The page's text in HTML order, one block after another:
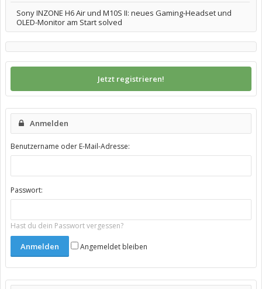
Sony INZONE H6 Air und M10S II: neues Gaming-Headset und
OLED-Monitor am Start solved
Jetzt registrieren!
Anmelden
Benutzername oder E-Mail-Adresse:
Passwort:
Hast du dein Passwort vergessen?
Angemeldet bleiben